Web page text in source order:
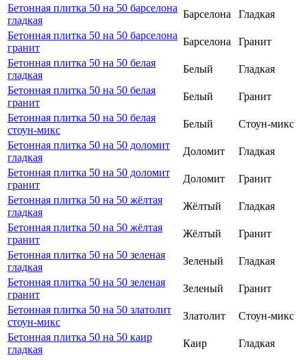
Бетонная плитка 50 на 50 барселона
гладкая
Барселона
Гладкая
Бетонная плитка 50 на 50 барселона
гранит
Барселона
Гранит
Бетонная плитка 50 на 50 белая
гладкая
Белый
Гладкая
Бетонная плитка 50 на 50 белая
гранит
Белый
Гранит
Бетонная плитка 50 на 50 белая
стоун-микс
Белый
Стоун-микс
Бетонная плитка 50 на 50 доломит
гладкая
Доломит
Гладкая
Бетонная плитка 50 на 50 доломит
гранит
Доломит
Гранит
Бетонная плитка 50 на 50 жёлтая
гладкая
Жёлтый
Гладкая
Бетонная плитка 50 на 50 жёлтая
гранит
Жёлтый
Гранит
Бетонная плитка 50 на 50 зеленая
гладкая
Зеленый
Гладкая
Бетонная плитка 50 на 50 зеленая
гранит
Зеленый
Гранит
Бетонная плитка 50 на 50 златолит
стоун-микс
Златолит
Стоун-микс
Бетонная плитка 50 на 50 каир
гладкая
Каир
Гладкая